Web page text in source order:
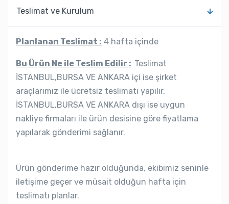
Teslimat ve Kurulum
Planlanan Teslimat : 4 hafta içinde
Bu Ürün Ne ile Teslim Edilir : Teslimat
İSTANBUL,BURSA VE ANKARA içi ise şirket
araçlarımız ile ücretsiz teslimatı yapılır,
İSTANBUL,BURSA VE ANKARA dışı ise uygun
nakliye firmaları ile ürün desisine göre fiyatlama
yapılarak gönderimi sağlanır.
Ürün gönderime hazır olduğunda, ekibimiz seninle
iletişime geçer ve müsait olduğun hafta için
teslimatı planlar.